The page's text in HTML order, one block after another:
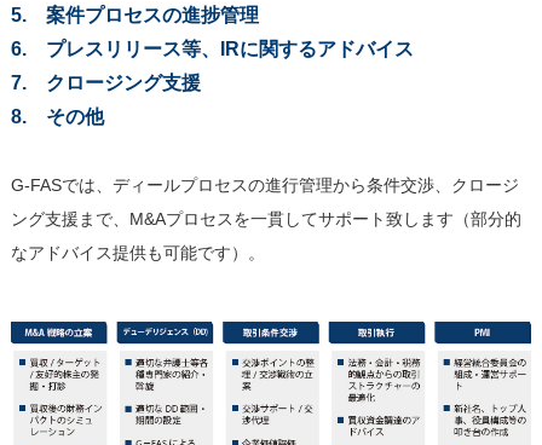
5. 案件プロセスの進捗管理
6. プレスリリース等、IRに関するアドバイス
7. クロージング支援
8. その他
G-FASでは、ディールプロセスの進行管理から条件交渉、クロージ
ング支援まで、M&Aプロセスを一貫してサポート致します（部分的
なアドバイス提供も可能です）。